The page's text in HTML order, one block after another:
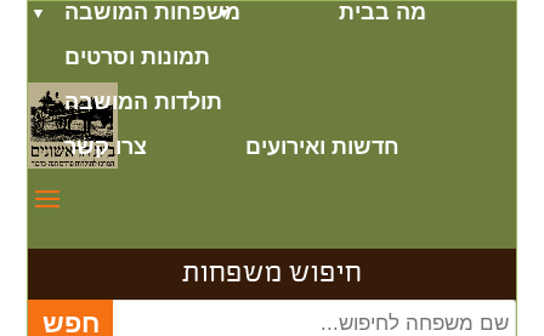
מה בבית
משפחות המושבה
תמונות וסרטים
תולדות המושבה
חדשות ואירועים
צרו קשר
חיפוש משפחות